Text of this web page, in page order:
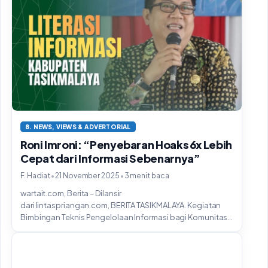
8. NEWS, VIEWS & ADVERTORIAL
Roni Imroni: “Penyebaran Hoaks 6x Lebih
Cepat dari Informasi Sebenarnya”
F. Hadiat•21 November 2025 • 3 menit baca
wartait.com, Berita – Dilansir
dari lintaspriangan.com, BERITA TASIKMALAYA. Kegiatan
Bimbingan Teknis Pengelolaan Informasi bagi Komunitas
Informasi Masyarakat (KIM) yang digelar di...